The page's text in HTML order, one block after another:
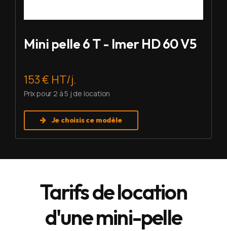
Mini pelle 6 T - Imer HD 60 V5
153 € HT/j.
Prix pour 2 à 5 j de location
Je choisis ce modèle
Tarifs de location
d'une mini-pelle